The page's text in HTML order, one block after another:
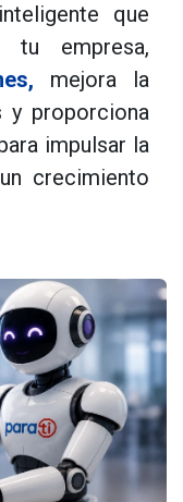
que
tu empresa,
mejora la
y proporciona
impulsar la
crecimiento